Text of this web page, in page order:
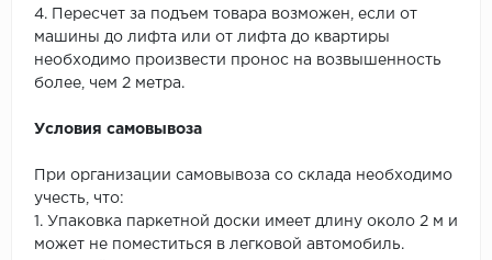
4. Пересчет за подъем товара возможен, если от
машины до лифта или от лифта до квартиры
необходимо произвести пронос на возвышенность
более, чем 2 метра.
Условия самовывоза
При организации самовывоза со склада необходимо
учесть, что:
1. Упаковка паркетной доски имеет длину около 2 м и
может не поместиться в легковой автомобиль.